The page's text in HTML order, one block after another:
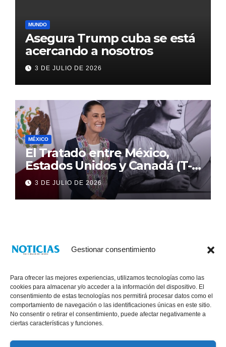
Gestionar consentimiento
Para ofrecer las mejores experiencias, utilizamos tecnologías como las
cookies para almacenar y/o acceder a la información del dispositivo. El
consentimiento de estas tecnologías nos permitirá procesar datos como el
comportamiento de navegación o las identificaciones únicas en este sitio.
No consentir o retirar el consentimiento, puede afectar negativamente a
ciertas características y funciones.
MUNDO
Asegura Trump cuba se está
acercando a nosotros
3 DE JULIO DE 2026
MÉXICO
El Tratado entre México,
Estados Unidos y Canadá (T-
MEC) se mantiene hasta el
2036: Presidenta Claudia
Sheinbaum
3 DE JULIO DE 2026
® Derechos Reservados 2026|